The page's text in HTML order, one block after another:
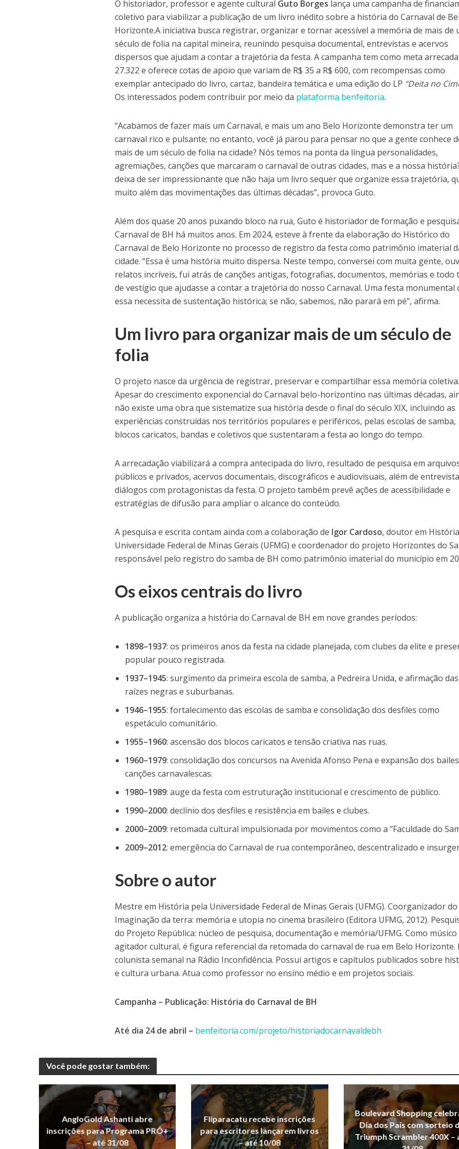
O historiador, professor e agente cultural Guto Borges lança uma campanha de
coletivo para viabilizar a publicação de um livro inédito sobre a história do Carnaval de
Horizonte.A iniciativa busca registrar, organizar e tornar acessível a memória de mais de
século de folia na capital mineira, reunindo pesquisa documental, entrevistas e acervos
dispersos que ajudam a contar a trajetória da festa. A campanha tem como meta
27.322 e oferece cotas de apoio que variam de R$ 35 a R$ 600, com recompensas como
exemplar antecipado do livro, cartaz, bandeira temática e uma edição do LP “Deita no
Os interessados podem contribuir por meio da plataforma benfeitoria.
“Acabamos de fazer mais um Carnaval, e mais um ano Belo Horizonte demonstra ter um
carnaval rico e pulsante; no entanto, você já parou para pensar no que a gente conhece
mais de um século de folia na cidade? Nós temos na ponta da língua personalidades,
agremiações, canções que marcaram o carnaval de outras cidades, mas e a nossa
deixa de ser impressionante que não haja um livro sequer que organize essa trajetória,
muito além das movimentações das últimas décadas”, provoca Guto.
Além dos quase 20 anos puxando bloco na rua, Guto é historiador de formação e
Carnaval de BH há muitos anos. Em 2024, esteve à frente da elaboração do Histórico do
Carnaval de Belo Horizonte no processo de registro da festa como patrimônio imaterial
cidade. “Essa é uma história muito dispersa. Neste tempo, conversei com muita gente,
relatos incríveis, fui atrás de canções antigas, fotografias, documentos, memórias e todo
de vestígio que ajudasse a contar a trajetória do nosso Carnaval. Uma festa monumental
essa necessita de sustentação histórica; se não, sabemos, não parará em pé”, afirma.
Um livro para organizar mais de um século de
folia
O projeto nasce da urgência de registrar, preservar e compartilhar essa memória coletiva.
Apesar do crescimento exponencial do Carnaval belo-horizontino nas últimas décadas,
não existe uma obra que sistematize sua história desde o final do século XIX, incluindo as
experiências construídas nos territórios populares e periféricos, pelas escolas de samba,
blocos caricatos, bandas e coletivos que sustentaram a festa ao longo do tempo.
A arrecadação viabilizará a compra antecipada do livro, resultado de pesquisa em
públicos e privados, acervos documentais, discográficos e audiovisuais, além de
diálogos com protagonistas da festa. O projeto também prevê ações de acessibilidade e
estratégias de difusão para ampliar o alcance do conteúdo.
A pesquisa e escrita contam ainda com a colaboração de Igor Cardoso, doutor em
Universidade Federal de Minas Gerais (UFMG) e coordenador do projeto Horizontes do
responsável pelo registro do samba de BH como patrimônio imaterial do município em
Os eixos centrais do livro
A publicação organiza a história do Carnaval de BH em nove grandes períodos:
1898–1937: os primeiros anos da festa na cidade planejada, com clubes da elite e
popular pouco registrada.
1937–1945: surgimento da primeira escola de samba, a Pedreira Unida, e afirmação das
raízes negras e suburbanas.
1946–1955: fortalecimento das escolas de samba e consolidação dos desfiles como
espetáculo comunitário.
1955–1960: ascensão dos blocos caricatos e tensão criativa nas ruas.
1960–1979: consolidação dos concursos na Avenida Afonso Pena e expansão dos
canções carnavalescas.
1980–1989: auge da festa com estruturação institucional e crescimento de público.
1990–2000: declínio dos desfiles e resistência em bailes e clubes.
2000–2009: retomada cultural impulsionada por movimentos como a “Faculdade do
2009–2012: emergência do Carnaval de rua contemporâneo, descentralizado e
Sobre o autor
Mestre em História pela Universidade Federal de Minas Gerais (UFMG). Coorganizador
Imaginação da terra: memória e utopia no cinema brasileiro (Editora UFMG, 2012).
do Projeto República: núcleo de pesquisa, documentação e memória/UFMG. Como músico
agitador cultural, é figura referencial da retomada do carnaval de rua em Belo Horizonte.
colunista semanal na Rádio Inconfidência. Possui artigos e capítulos publicados sobre
e cultura urbana. Atua como professor no ensino médio e em projetos sociais.
Campanha – Publicação: História do Carnaval de BH
Até dia 24 de abril – benfeitoria.com/projeto/historiadocarnavaldebh
Você pode gostar também:
AngloGold Ashanti abre
inscrições para Programa PRÓ+
– até 31/08
Fliparacatu recebe inscrições
para escritores lançarem livros
– até 10/08
Boulevard Shopping
Dia dos Pais com sorteio
Triumph Scrambler 400X –